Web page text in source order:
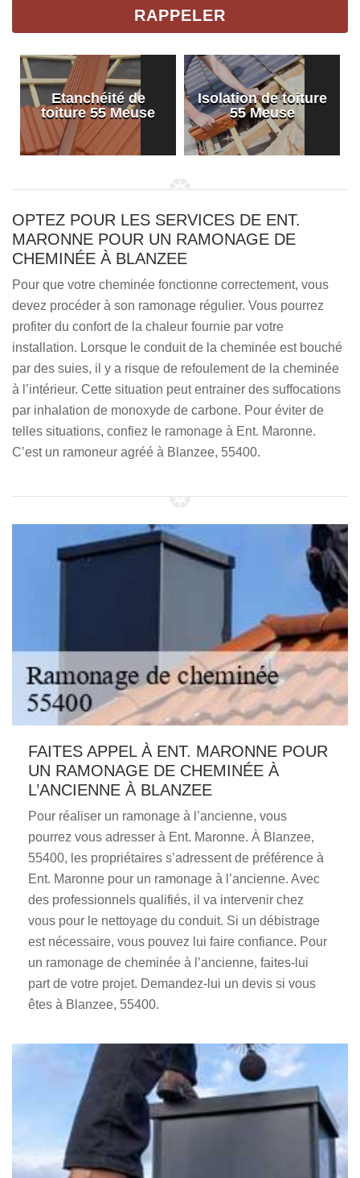
Etanchéité de
toiture 55 Meuse
Isolation de toiture
55 Meuse
OPTEZ POUR LES SERVICES DE ENT.
MARONNE POUR UN RAMONAGE DE
CHEMINÉE À BLANZEE
Pour que votre cheminée fonctionne correctement, vous
devez procéder à son ramonage régulier. Vous pourrez
profiter du confort de la chaleur fournie par votre
installation. Lorsque le conduit de la cheminée est bouché
par des suies, il y a risque de refoulement de la cheminée
à l’intérieur. Cette situation peut entrainer des suffocations
par inhalation de monoxyde de carbone. Pour éviter de
telles situations, confiez le ramonage à Ent. Maronne.
C’est un ramoneur agréé à Blanzee, 55400.
FAITES APPEL À ENT. MARONNE POUR
UN RAMONAGE DE CHEMINÉE À
L’ANCIENNE À BLANZEE
Pour réaliser un ramonage à l’ancienne, vous
pourrez vous adresser à Ent. Maronne. À Blanzee,
55400, les propriétaires s’adressent de préférence à
Ent. Maronne pour un ramonage à l’ancienne. Avec
des professionnels qualifiés, il va intervenir chez
vous pour le nettoyage du conduit. Si un débistrage
est nécessaire, vous pouvez lui faire confiance. Pour
un ramonage de cheminée à l’ancienne, faites-lui
part de votre projet. Demandez-lui un devis si vous
êtes à Blanzee, 55400.